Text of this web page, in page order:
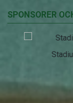
SPONSORER
Stadium